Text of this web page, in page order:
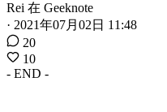
Rei 在 Geeknote
· 2021年07月02日 11:48
20
10
- END -